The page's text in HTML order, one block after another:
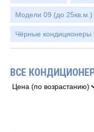
Модели 09 (до 25кв.м.)
Чёрные кондиционеры
ВСЕ